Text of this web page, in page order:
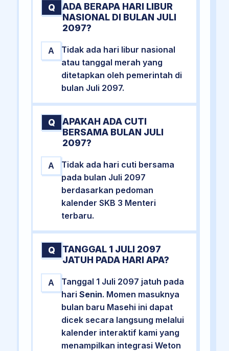
Q
ADA BERAPA HARI LIBUR
NASIONAL DI BULAN JULI
2097?
A
Tidak ada hari libur nasional
atau tanggal merah yang
ditetapkan oleh pemerintah di
bulan Juli 2097.
Q
APAKAH ADA CUTI
BERSAMA BULAN JULI
2097?
A
Tidak ada hari cuti bersama
pada bulan Juli 2097
berdasarkan pedoman
kalender SKB 3 Menteri
terbaru.
Q
TANGGAL 1 JULI 2097
JATUH PADA HARI APA?
A
Tanggal 1 Juli 2097 jatuh pada
hari Senin. Momen masuknya
bulan baru Masehi ini dapat
dicek secara langsung melalui
kalender interaktif kami yang
menampilkan integrasi Weton